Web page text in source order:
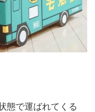
態で運ばれてくる